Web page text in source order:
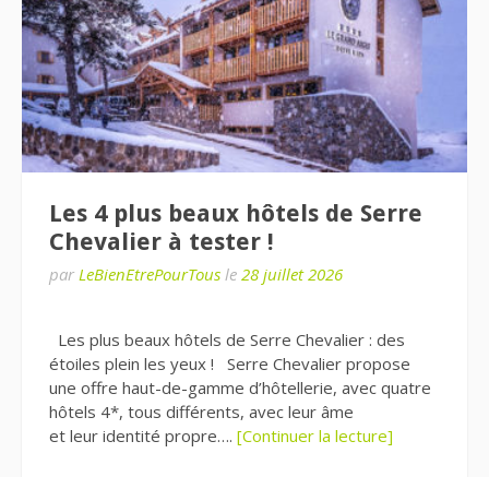
Les 4 plus beaux hôtels de Serre
Chevalier à tester !
par LeBienEtrePourTous le 28 juillet 2026
Les plus beaux hôtels de Serre Chevalier : des
étoiles plein les yeux ! Serre Chevalier propose
une offre haut-de-gamme d’hôtellerie, avec quatre
hôtels 4*, tous différents, avec leur âme
et leur identité propre…. [Continuer la lecture]